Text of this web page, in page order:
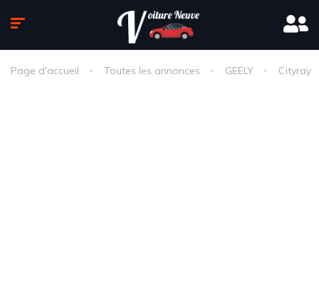
Page d'accueil Toutes les annonces GEELY Cityray